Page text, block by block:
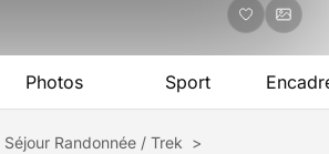
Photos Sport
Séjour Randonnée / Trek >